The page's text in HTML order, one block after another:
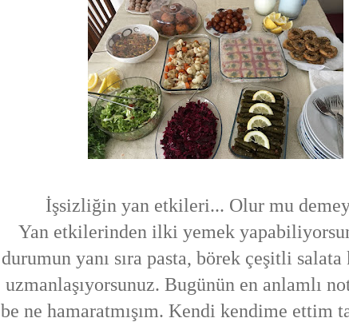
İşsizliğin yan etkileri... Olur mu
Yan etkilerinden ilki yemek
durumun yanı sıra pasta, börek çeşitli salata
uzmanlaşıyorsunuz. Bugünün en anlamlı
be ne hamaratmışım. Kendi kendime ettim